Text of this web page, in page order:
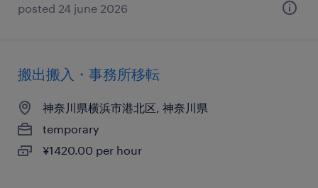
posted 24 june 2026
搬出搬入・事務所移転
神奈川県横浜市港北区, 神奈川県
temporary
¥1420.00 per hour